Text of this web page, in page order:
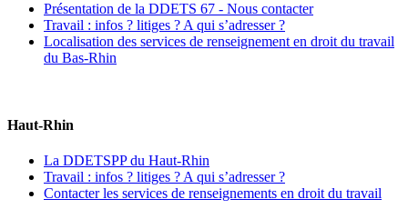
Présentation de la DDETS 67 - Nous contacter
Travail : infos ? litiges ? A qui s’adresser ?
Localisation des services de renseignement en droit du travail
du Bas-Rhin
Haut-Rhin
La DDETSPP du Haut-Rhin
Travail : infos ? litiges ? A qui s’adresser ?
Contacter les services de renseignements en droit du travail